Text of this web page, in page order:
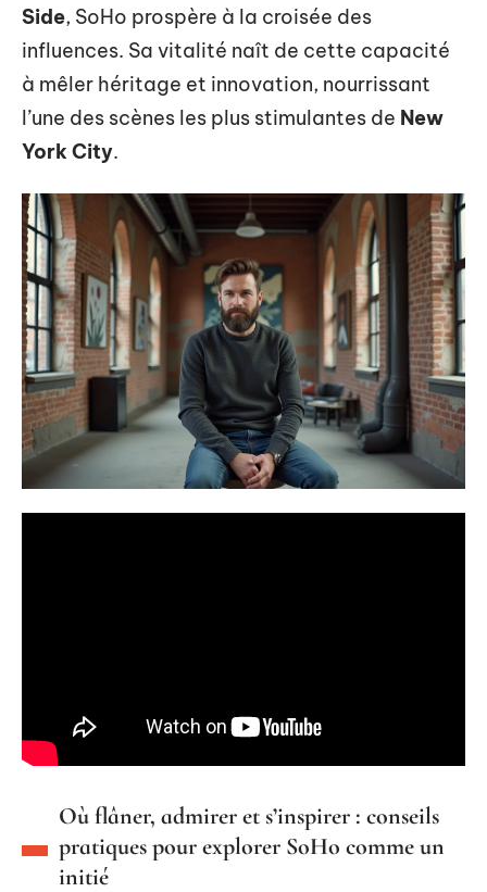
Side, SoHo prospère à la croisée des
influences. Sa vitalité naît de cette capacité
à mêler héritage et innovation, nourrissant
l’une des scènes les plus stimulantes de New
York City.
Où flâner, admirer et s’inspirer : conseils
pratiques pour explorer SoHo comme un
initié